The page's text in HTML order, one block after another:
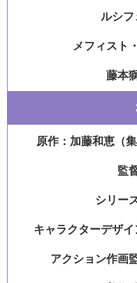
ルシ
メフィスト
藤本
原作：加藤和恵（
監
シリー
キャラクターデザ
アクション作画